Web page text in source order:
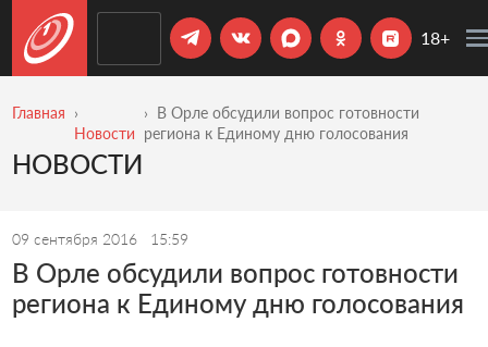
18+
Главная
Новости
В Орле обсудили вопрос готовности
региона к Единому дню голосования
НОВОСТИ
09 сентября 2016 15:59
В Орле обсудили вопрос готовности
региона к Единому дню голосования